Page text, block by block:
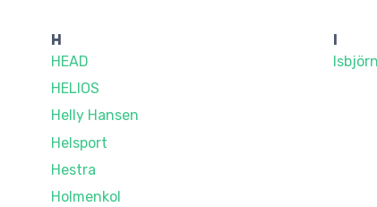
H
HEAD
HELIOS
Helly Hansen
Helsport
Hestra
Holmenkol
I